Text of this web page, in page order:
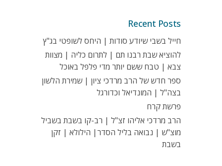
Recent Posts
חייל בשבי שיודע סודות | היחס לשופטי בג"ץ
להוציא שבת רבנו תם | לתרום כליה | מצוות
צבא | טבח ששם יותר מדי פלפל באוכל
ספר חדש של הרב מרדכי ציון | שמירת הלשון
בצה"ל | המונדיאל וכדורגל
פרשת קרח
הרב מרדכי אליהו זצ"ל | רב-קו בשבת בשביל
מוצ"ש | נבואה בליל הסדר| הילולא | זקן
בשבת